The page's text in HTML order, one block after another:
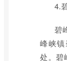
4.
碧
峰峡
处。碧